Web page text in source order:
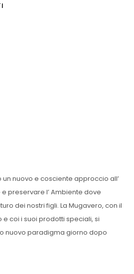
nuovo e cosciente approccio all’
preservare l’ Ambiente dove
dei nostri figli. La Mugavero, con il
coi i suoi prodotti speciali, si
nuovo paradigma giorno dopo